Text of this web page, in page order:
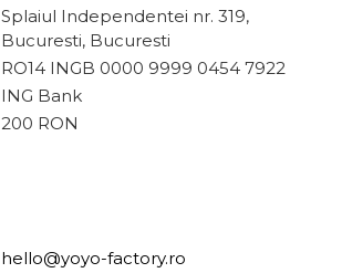
Splaiul Independentei nr. 319,
Bucuresti, Bucuresti
RO14 INGB 0000 9999 0454 7922
ING Bank
200 RON
hello@yoyo-factory.ro